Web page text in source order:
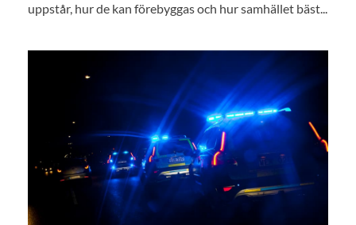
uppstår, hur de kan förebyggas och hur samhället bäst...